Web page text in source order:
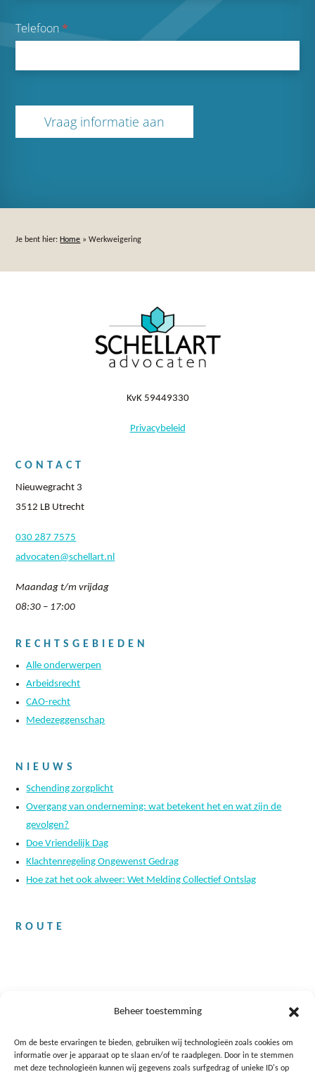
Beheer toestemming
Om de beste ervaringen te bieden, gebruiken wij technologieën zoals cookies om
informatie over je apparaat op te slaan en/of te raadplegen. Door in te stemmen
met deze technologieën kunnen wij gegevens zoals surfgedrag of unieke ID's op
Telefoon*
Je bent hier: Home »Werkweigering
KvK 59449330
Privacybeleid
CONTACT
Nieuwegracht 3
3512 LB Utrecht
030 287 7575
advocaten@schellart.nl
Maandag t/m vrijdag
08:30 – 17:00
RECHTSGEBIEDEN
Alle onderwerpen
Arbeidsrecht
CAO-recht
Medezeggenschap
NIEUWS
Schending zorgplicht
Overgang van onderneming: wat betekent het en wat zijn de
gevolgen?
Doe Vriendelijk Dag
Klachtenregeling Ongewenst Gedrag
Hoe zat het ook alweer: Wet Melding Collectief Ontslag
ROUTE